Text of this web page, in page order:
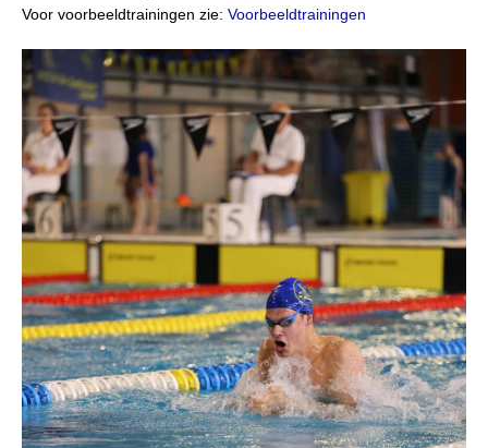
Voor voorbeeldtrainingen zie: Voorbeeldtrainingen